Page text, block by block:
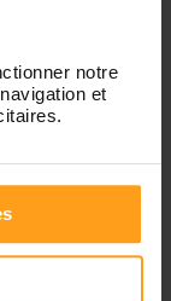
notre
et
à 00:30
à 00:00
à 00:00
à 00:00
?